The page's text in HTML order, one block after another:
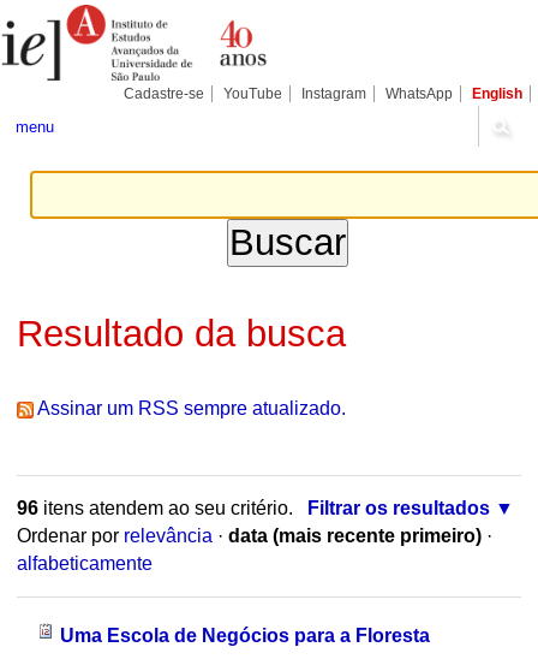
para
conteúdo.
Pessoais
Cadastre-se YouTube Instagram WhatsApp English
menu
Resultado da busca
Assinar um RSS sempre atualizado.
96itens atendem ao seu critério.
Filtrar os resultados
Ordenar por relevância · data (mais recente primeiro) ·
alfabeticamente
Uma Escola de Negócios para a Floresta